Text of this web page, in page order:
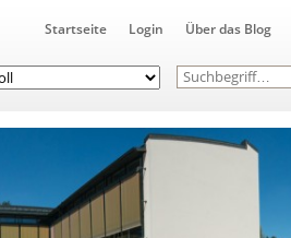
Startseite Login Über das Blog